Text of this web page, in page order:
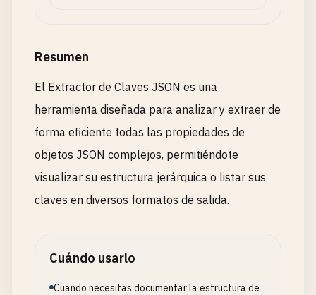
Resumen
El Extractor de Claves JSON es una
herramienta diseñada para analizar y extraer de
forma eficiente todas las propiedades de
objetos JSON complejos, permitiéndote
visualizar su estructura jerárquica o listar sus
claves en diversos formatos de salida.
Cuándo usarlo
Cuando necesitas documentar la estructura de